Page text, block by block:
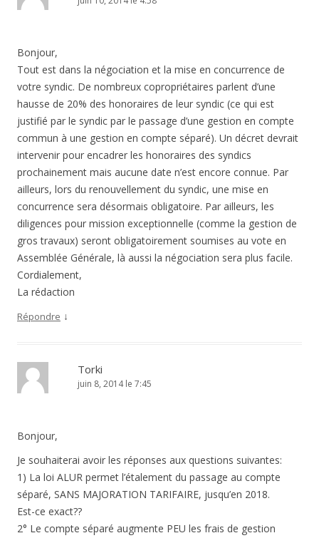
Bonjour,
Tout est dans la négociation et la mise en concurrence de
votre syndic. De nombreux copropriétaires parlent d’une
hausse de 20% des honoraires de leur syndic (ce qui est
justifié par le syndic par le passage d’une gestion en compte
commun à une gestion en compte séparé). Un décret devrait
intervenir pour encadrer les honoraires des syndics
prochainement mais aucune date n’est encore connue. Par
ailleurs, lors du renouvellement du syndic, une mise en
concurrence sera désormais obligatoire. Par ailleurs, les
diligences pour mission exceptionnelle (comme la gestion de
gros travaux) seront obligatoirement soumises au vote en
Assemblée Générale, là aussi la négociation sera plus facile.
Cordialement,
La rédaction
Répondre ↓
Torki
juin 8, 2014 le 7:45
Bonjour,
Je souhaiterai avoir les réponses aux questions suivantes:
1) La loi ALUR permet l’étalement du passage au compte
séparé, SANS MAJORATION TARIFAIRE, jusqu’en 2018.
Est-ce exact??
2° Le compte séparé augmente PEU les frais de gestion